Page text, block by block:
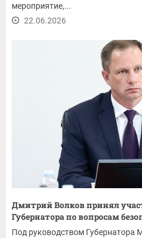
мероприятие,...
22.06.2026
Дмитрий Волков принял
Губернатора по вопросам
Под руководством Губернатора